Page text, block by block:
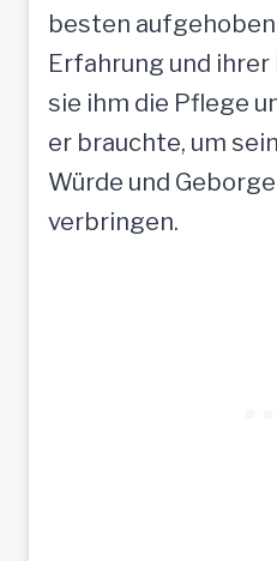
besten
Erfahrung und
sie ihm die Pflege
er brauchte, um
Würde und
verbringen.